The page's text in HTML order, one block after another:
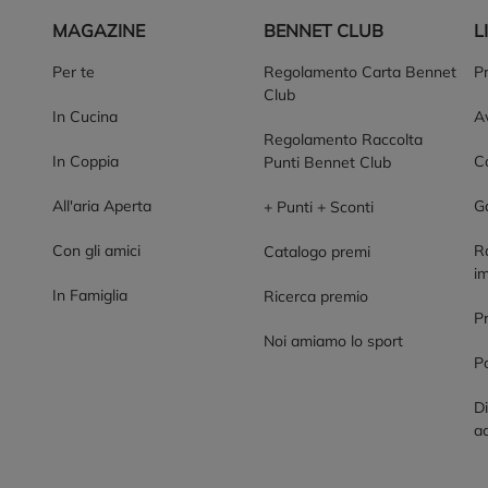
MAGAZINE
Per te
In Cucina
In Coppia
All'aria Aperta
Con gli amici
In Famiglia
BENNET CLUB
Regolamento Carta Bennet
Club
Regolamento Raccolta
Punti Bennet Club
+ Punti + Sconti
Catalogo premi
Ricerca premio
Noi amiamo lo sport